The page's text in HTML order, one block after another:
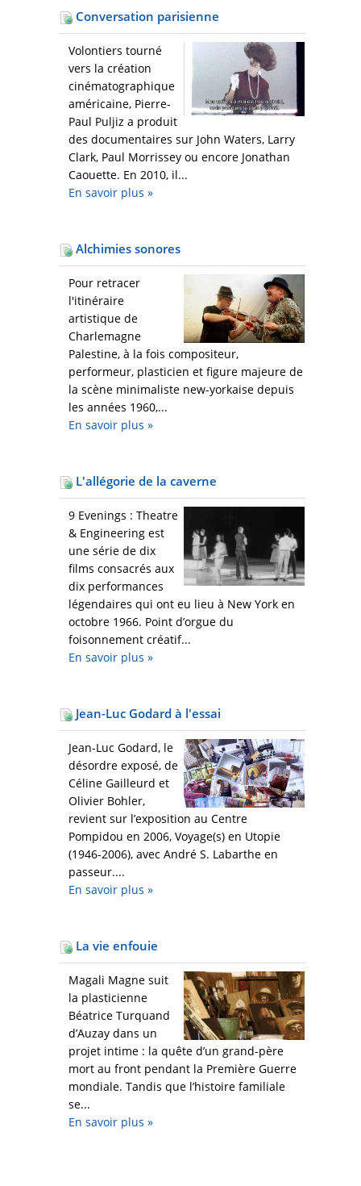
Conversation parisienne
Volontiers tourné
vers la création
cinématographique
américaine, Pierre-
Paul Puljiz a produit
des documentaires sur John Waters, Larry
Clark, Paul Morrissey ou encore Jonathan
Caouette. En 2010, il...
En savoir plus »
Alchimies sonores
Pour retracer
l'itinéraire
artistique de
Charlemagne
Palestine, à la fois compositeur,
performeur, plasticien et figure majeure de
la scène minimaliste new-yorkaise depuis
les années 1960,...
En savoir plus »
L'allégorie de la caverne
9 Evenings : Theatre
& Engineering est
une série de dix
films consacrés aux
dix performances
légendaires qui ont eu lieu à New York en
octobre 1966. Point d’orgue du
foisonnement créatif...
En savoir plus »
Jean-Luc Godard à l'essai
Jean-Luc Godard, le
désordre exposé, de
Céline Gailleurd et
Olivier Bohler,
revient sur l’exposition au Centre
Pompidou en 2006, Voyage(s) en Utopie
(1946-2006), avec André S. Labarthe en
passeur....
En savoir plus »
La vie enfouie
Magali Magne suit
la plasticienne
Béatrice Turquand
d’Auzay dans un
projet intime : la quête d’un grand-père
mort au front pendant la Première Guerre
mondiale. Tandis que l’histoire familiale
se...
En savoir plus »